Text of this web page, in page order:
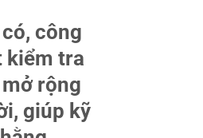
công
kiểm tra
rộng
giúp kỹ